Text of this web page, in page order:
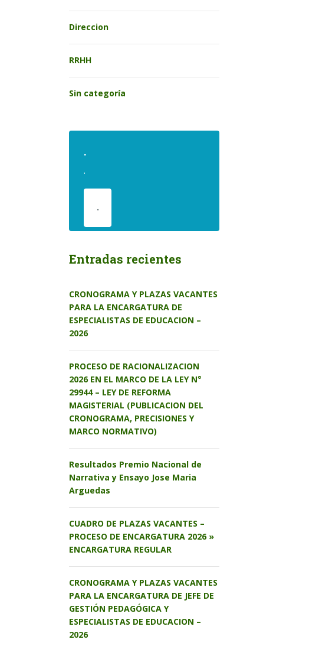
Direccion
RRHH
Sin categoría
.
.
.
Entradas recientes
CRONOGRAMA Y PLAZAS VACANTES
PARA LA ENCARGATURA DE
ESPECIALISTAS DE EDUCACION –
2026
PROCESO DE RACIONALIZACION
2026 EN EL MARCO DE LA LEY N°
29944 – LEY DE REFORMA
MAGISTERIAL (PUBLICACION DEL
CRONOGRAMA, PRECISIONES Y
MARCO NORMATIVO)
Resultados Premio Nacional de
Narrativa y Ensayo Jose Maria
Arguedas
CUADRO DE PLAZAS VACANTES –
PROCESO DE ENCARGATURA 2026 »
ENCARGATURA REGULAR
CRONOGRAMA Y PLAZAS VACANTES
PARA LA ENCARGATURA DE JEFE DE
GESTIÓN PEDAGÓGICA Y
ESPECIALISTAS DE EDUCACION –
2026